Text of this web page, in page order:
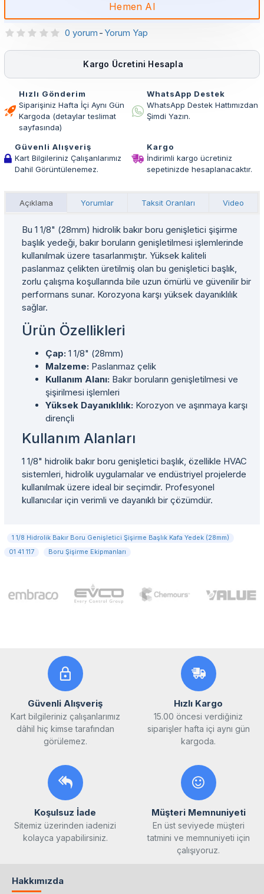
0 yorum - Yorum Yap
Hemen Al
Kargo Ücretini Hesapla
Hızlı Gönderim
Siparişiniz Hafta İçi Aynı Gün
Kargoda (detaylar teslimat
sayfasında)
WhatsApp Destek
WhatsApp Destek Hattımızdan
Şimdi Yazın.
Güvenli Alışveriş
Kart Bilgileriniz Çalışanlarımız
Dahil Görüntülenemez.
Kargo
İndirimli kargo ücretiniz
sepetinizde hesaplanacaktır.
Açıklama Yorumlar Taksit Oranları Video
Bu 1 1/8" (28mm) hidrolik bakır boru genişletici şişirme
başlık yedeği, bakır boruların genişletilmesi işlemlerinde
kullanılmak üzere tasarlanmıştır. Yüksek kaliteli
paslanmaz çelikten üretilmiş olan bu genişletici başlık,
zorlu çalışma koşullarında bile uzun ömürlü ve güvenilir bir
performans sunar. Korozyona karşı yüksek dayanıklılık
sağlar.
Ürün Özellikleri
Çap: 1 1/8" (28mm)
Malzeme: Paslanmaz çelik
Kullanım Alanı: Bakır boruların genişletilmesi ve
şişirilmesi işlemleri
Yüksek Dayanıklılık: Korozyon ve aşınmaya karşı
dirençli
Kullanım Alanları
1 1/8" hidrolik bakır boru genişletici başlık, özellikle HVAC
sistemleri, hidrolik uygulamalar ve endüstriyel projelerde
kullanılmak üzere ideal bir seçimdir. Profesyonel
kullanıcılar için verimli ve dayanıklı bir çözümdür.
1 1/8 Hidrolik Bakır Boru Genişletici Şişirme Başlık Kafa Yedek (28mm)
01 41 117
Boru Şişirme Ekipmanları
Güvenli Alışveriş
Kart bilgileriniz çalışanlarımız
dâhil hiç kimse tarafından
görülemez.
Hızlı Kargo
15.00 öncesi verdiğiniz
siparişler hafta içi aynı gün
kargoda.
Koşulsuz İade
Sitemiz üzerinden iadenizi
kolayca yapabilirsiniz.
Müşteri Memnuniyeti
En üst seviyede müşteri
tatmini ve memnuniyeti için
çalışıyoruz.
Hakkımızda